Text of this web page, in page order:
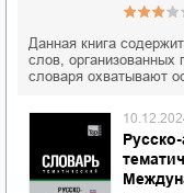
Данная книга
слов, организованных
словаря охватывают